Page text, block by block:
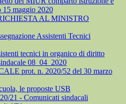
15 maggio 2020
AL MINISTRO
Assistenti Tecnici
tecnici in organico di diritto
08_04_2020
prot. n. 2020/52 del 30 marzo
le proposte USB
21 - Comunicati sindacali